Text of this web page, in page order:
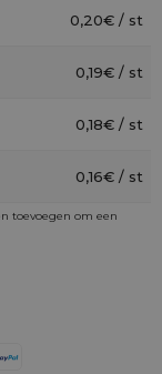
0,20€ / st
0,19€ / st
0,18€ / st
0,16€ / st
toevoegen om een